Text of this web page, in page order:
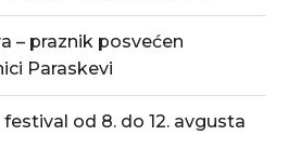
– praznik posvećen
Paraskevi
od 8. do 12. avgusta